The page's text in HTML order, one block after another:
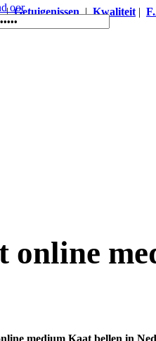
|Getuigenissen|Kwaliteit |
online